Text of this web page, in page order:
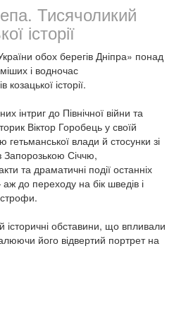
Тисячоликий
історії
обох берегів Дніпра» понад
і водночас
історії.
інтриг до Північної війни та
Віктор Горобець у своїй
гетьманської влади й стосунки зі
Запорозькою Січчю,
та драматичні події останніх
до переходу на бік шведів і
історичні обставини, що впливали
його відвертий портрет на